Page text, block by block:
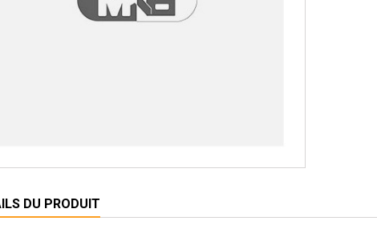
DU PRODUIT